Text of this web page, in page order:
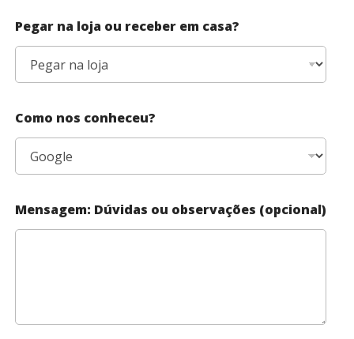
Pegar na loja ou receber em casa?
Como nos conheceu?
Mensagem: Dúvidas ou observações (opcional)